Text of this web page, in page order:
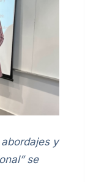
y
se